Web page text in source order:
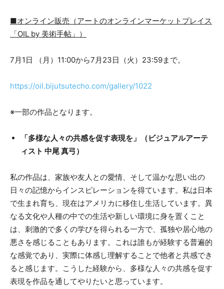
■オンライン販売（アートのオンラインマーケットプレイス
「OIL by 美術手帖」）
7月1日 （月）11:00から7月23日（火）23:59まで。
https://oil.bijutsutecho.com/gallery/1022
※一部の作品となります。
「多様な人々の共感を促す表現を」（ビジュアルアーテ
ィスト 中尾 真弓）
私の作品は、家族や友人との愛情、そして温かな思い出の
日々の記憶からインスピレーションを得ています。私は日本
で生まれ育ち、現在はアメリカに移住し生活しています。異
なる文化や人種の中での生活や新しい環境に身を置くこと
は、刺激的で多くの学びを得られる一方で、孤独や居心地の
悪さを感じることもあります。これは誰もが経験する普遍的
な感覚であり、実際に体感し理解することで他者と共感でき
ると感じます。こうした経験から、多様な人々の共感を促す
表現を作品を通してやりたいと思っています。